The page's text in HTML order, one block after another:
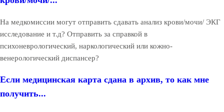
На медкомиссии могут отправить сдавать анализ крови/мочи/ ЭКГ
исследование и т.д? Отправить за справкой в
психоневрологический, наркологический или кожно-
венерологический диспансер?
Если медицинская карта сдана в архив, то как мне
получить...